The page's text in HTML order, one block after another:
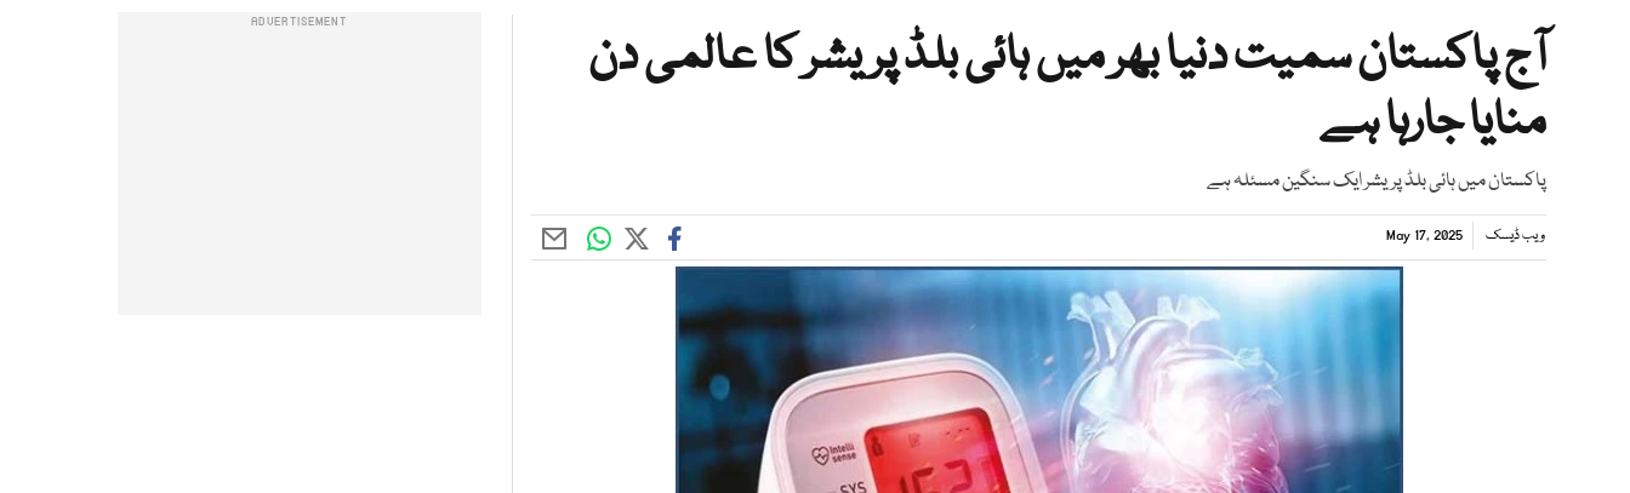
آج پاکستان سمیت دنیا بھر میں ہائی بلڈ پریشر کا عالمی دن
منایا جارہا ہے
پاکستان میں ہائی بلڈ پریشر ایک سنگین مسئلہ ہے
ویب ڈیسک May 17, 2025